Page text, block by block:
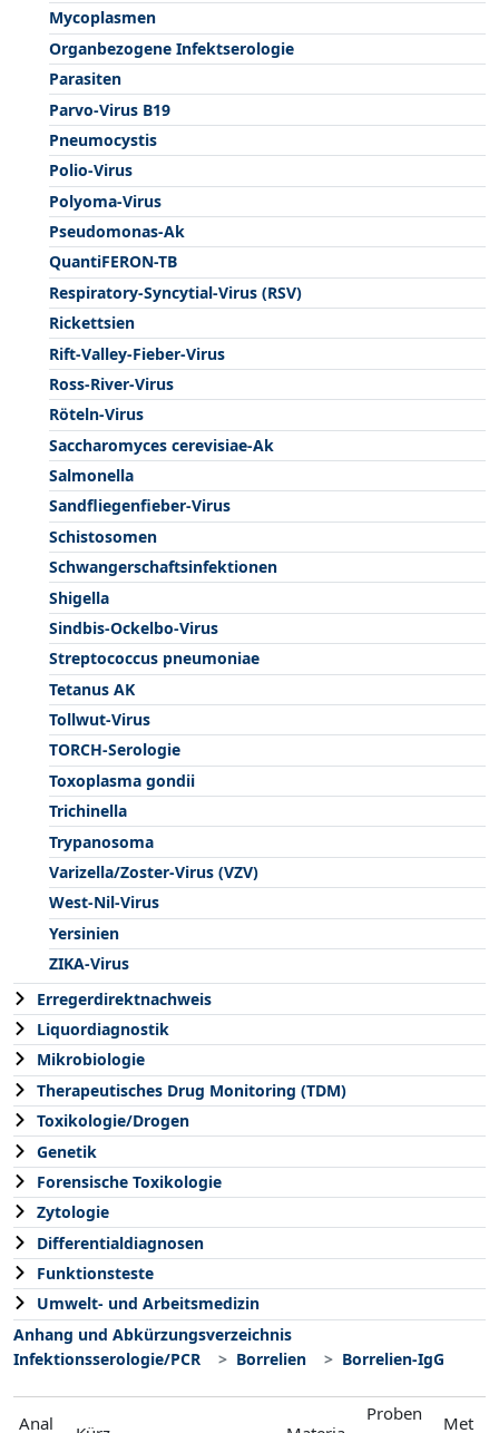
Mycoplasmen
Organbezogene Infektserologie
Parasiten
Parvo-Virus B19
Pneumocystis
Polio-Virus
Polyoma-Virus
Pseudomonas-Ak
QuantiFERON-TB
Respiratory-Syncytial-Virus (RSV)
Rickettsien
Rift-Valley-Fieber-Virus
Ross-River-Virus
Röteln-Virus
Saccharomyces cerevisiae-Ak
Salmonella
Sandfliegenfieber-Virus
Schistosomen
Schwangerschaftsinfektionen
Shigella
Sindbis-Ockelbo-Virus
Streptococcus pneumoniae
Tetanus AK
Tollwut-Virus
TORCH-Serologie
Toxoplasma gondii
Trichinella
Trypanosoma
Varizella/Zoster-Virus (VZV)
West-Nil-Virus
Yersinien
ZIKA-Virus
Erregerdirektnachweis
Liquordiagnostik
Mikrobiologie
Therapeutisches Drug Monitoring (TDM)
Toxikologie/Drogen
Genetik
Forensische Toxikologie
Zytologie
Differentialdiagnosen
Funktionsteste
Umwelt- und Arbeitsmedizin
Anhang und Abkürzungsverzeichnis
Infektionsserologie/PCR
Borrelien Borrelien-IgG
Anal
Proben
Met